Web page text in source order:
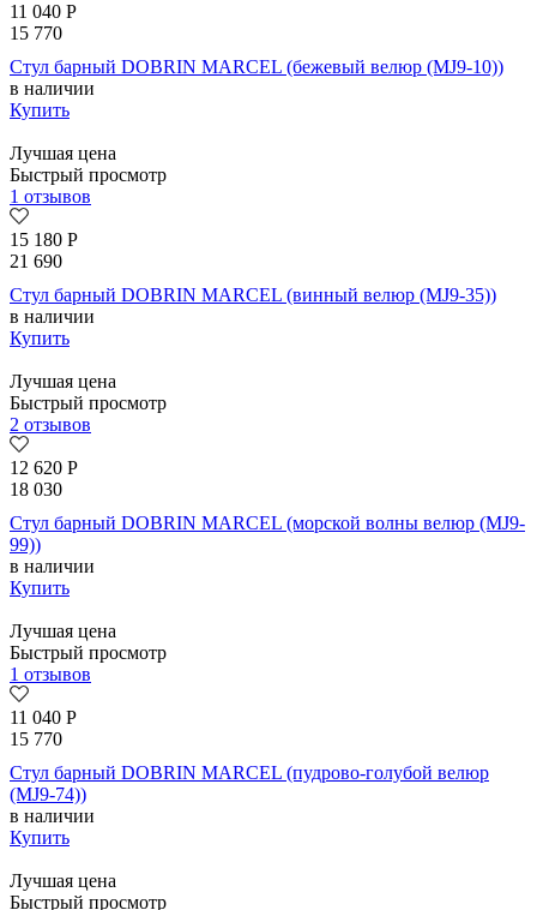
11 040 Р
15 770
Стул барный DOBRIN MARCEL (бежевый велюр (MJ9-10))
в наличии
Купить
Лучшая цена
Быстрый просмотр
1 отзывов
15 180 Р
21 690
Стул барный DOBRIN MARCEL (винный велюр (MJ9-35))
в наличии
Купить
Лучшая цена
Быстрый просмотр
2 отзывов
12 620 Р
18 030
Стул барный DOBRIN MARCEL (морской волны велюр (MJ9-
99))
в наличии
Купить
Лучшая цена
Быстрый просмотр
1 отзывов
11 040 Р
15 770
Стул барный DOBRIN MARCEL (пудрово-голубой велюр
(MJ9-74))
в наличии
Купить
Лучшая цена
Быстрый просмотр